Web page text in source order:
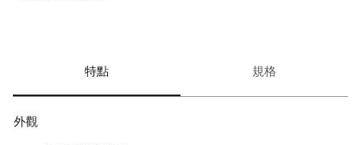
特點 規格
外觀